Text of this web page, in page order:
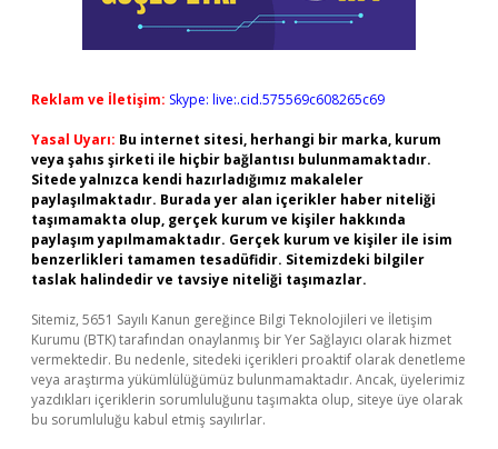
Reklam ve İletişim: Skype: live:.cid.575569c608265c69
Yasal Uyarı: Bu internet sitesi, herhangi bir marka, kurum
veya şahıs şirketi ile hiçbir bağlantısı bulunmamaktadır.
Sitede yalnızca kendi hazırladığımız makaleler
paylaşılmaktadır. Burada yer alan içerikler haber niteliği
taşımamakta olup, gerçek kurum ve kişiler hakkında
paylaşım yapılmamaktadır. Gerçek kurum ve kişiler ile isim
benzerlikleri tamamen tesadüfidir. Sitemizdeki bilgiler
taslak halindedir ve tavsiye niteliği taşımazlar.
Sitemiz, 5651 Sayılı Kanun gereğince Bilgi Teknolojileri ve İletişim
Kurumu (BTK) tarafından onaylanmış bir Yer Sağlayıcı olarak hizmet
vermektedir. Bu nedenle, sitedeki içerikleri proaktif olarak denetleme
veya araştırma yükümlülüğümüz bulunmamaktadır. Ancak, üyelerimiz
yazdıkları içeriklerin sorumluluğunu taşımakta olup, siteye üye olarak
bu sorumluluğu kabul etmiş sayılırlar.